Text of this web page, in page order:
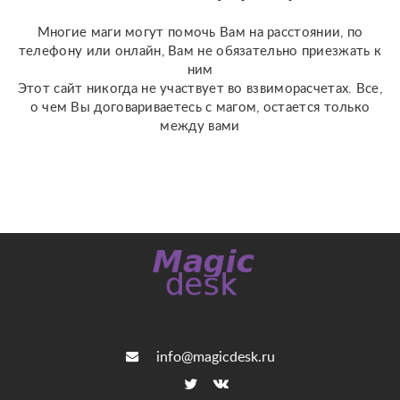
Многие маги могут помочь Вам на расстоянии, по
телефону или онлайн, Вам не обязательно приезжать к
ним
Этот сайт никогда не участвует во взвиморасчетах. Все,
о чем Вы договариваетесь с магом, остается только
между вами
info@magicdesk.ru